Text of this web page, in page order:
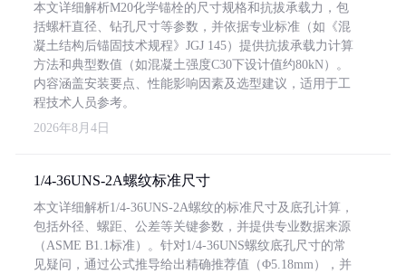
本文详细解析M20化学锚栓的尺寸规格和抗拔承载力，包
括螺杆直径、钻孔尺寸等参数，并依据专业标准（如《混
凝土结构后锚固技术规程》JGJ 145）提供抗拔承载力计算
方法和典型数值（如混凝土强度C30下设计值约80kN）。
内容涵盖安装要点、性能影响因素及选型建议，适用于工
程技术人员参考。
2026年8月4日
1/4-36UNS-2A螺纹标准尺寸
本文详细解析1/4-36UNS-2A螺纹的标准尺寸及底孔计算，
包括外径、螺距、公差等关键参数，并提供专业数据来源
（ASME B1.1标准）。针对1/4-36UNS螺纹底孔尺寸的常
见疑问，通过公式推导给出精确推荐值（Φ5.18mm），并